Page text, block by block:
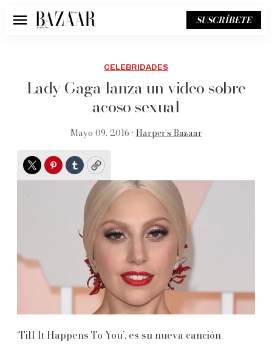
Menú SUSCRÍBETE
CELEBRIDADES
Lady Gaga lanza un video sobre
acoso sexual
Mayo 09, 2016 • Harper’s Bazaar
TwitterPinterest
TumblrCopy
‘Till It Happens To You’, es su nueva canción